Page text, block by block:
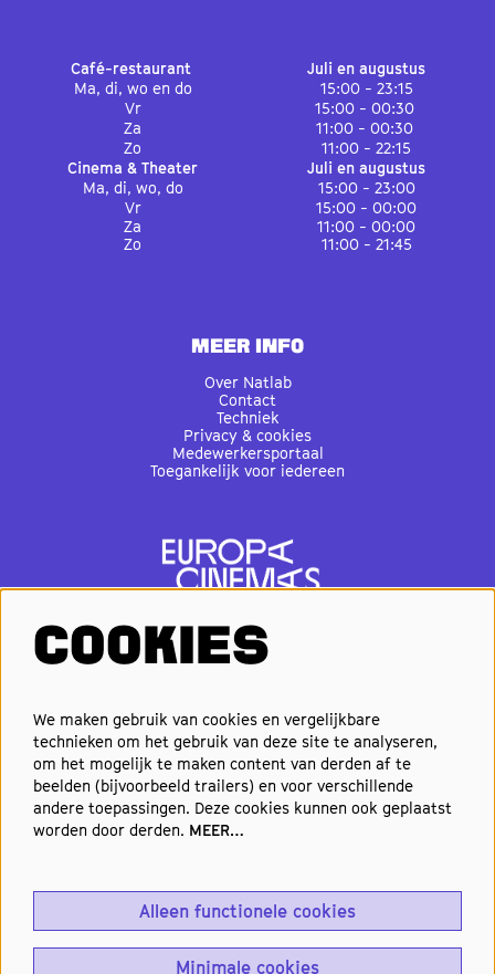
Café-restaurant
Juli en augustus
Ma, di, wo en do
15:00 - 23:15
Vr
15:00 - 00:30
Za
11:00 - 00:30
Zo
11:00 - 22:15
Cinema & Theater
Juli en augustus
Ma, di, wo, do
15:00 - 23:00
Vr
15:00 - 00:00
Za
11:00 - 00:00
Zo
11:00 - 21:45
MEER INFO
Over Natlab
Contact
Techniek
Privacy & cookies
Medewerkersportaal
Toegankelijk voor iedereen
Elke week de beste films en
nieuwste premières in je inbox?
Schrijf je in voor onze nieuwsbrief!
Aanmelden
COOKIES
We maken gebruik van cookies en vergelijkbare
technieken om het gebruik van deze site te analyseren,
om het mogelijk te maken content van derden af te
beelden (bijvoorbeeld trailers) en voor verschillende
andere toepassingen. Deze cookies kunnen ook geplaatst
worden door derden. MEER…
Alleen functionele cookies
Minimale cookies